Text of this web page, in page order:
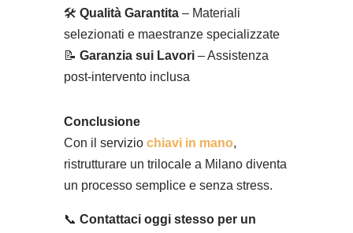
🛠️ Qualità Garantita – Materiali
selezionati e maestranze specializzate
📝 Garanzia sui Lavori – Assistenza
post-intervento inclusa
Conclusione
Con il servizio chiavi in mano,
ristrutturare un trilocale a Milano diventa
un processo semplice e senza stress.
📞 Contattaci oggi stesso per un